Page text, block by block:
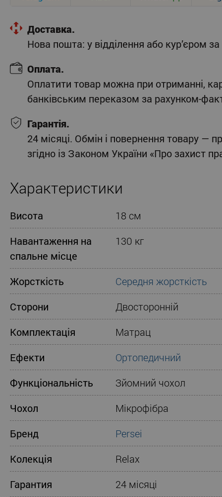
Доставка.
Нова пошта: у відділення або кур’єром
Оплата.
Оплатити товар можна при отриманні,
банківським переказом за рахунком-
Гарантія.
24 місяці. Обмін і повернення товару —
згідно із Законом України «Про захист
Характеристики
Висота
18 см
Навантаження на
спальне місце
130 кг
Жорсткість
Середня жорсткість
Сторони
Двосторонній
Комплектація
Матрац
Ефекти
Ортопедичний
Функціональність
Зйомний чохол
Чохол
Мікрофібра
Бренд
Persei
Колекція
Relax
Гарантия
24 місяці